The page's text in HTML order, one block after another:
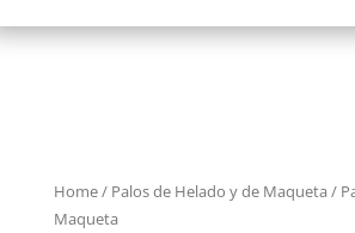
Home/ Palos de Helado y de Maqueta /
Maqueta